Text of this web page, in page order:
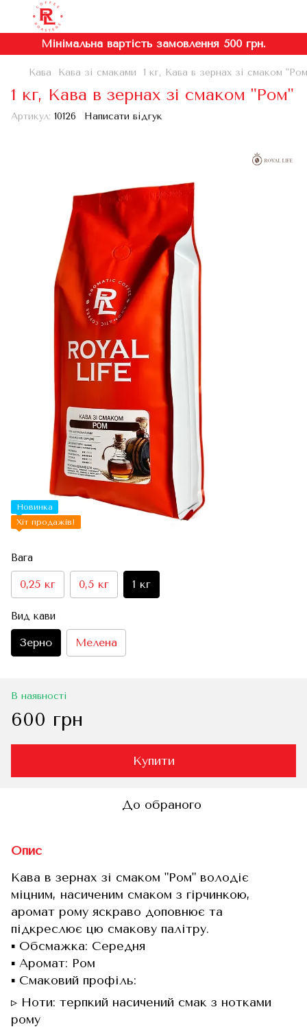
Мінімальна вартість замовлення 500 грн.
Кава Кава зі смаками 1 кг, Кава в зернах зі смаком
1 кг, Кава в зернах зі смаком "Ром"
Артикул: 10126 Написати відгук
Новинка
Хіт продажів!
Вага
0,25 кг 0,5 кг 1 кг
Вид кави
Зерно Мелена
В наявності
600 грн
Купити
До обраного
Опис
Кава в зернах зі смаком "Ром" володіє
міцним, насиченим смаком з гірчинкою,
аромат рому яскраво доповнює та
підкреслює цю смакову палітру.
▪️ Обсмажка: Середня
▪️ Аромат: Ром
▪️ Смаковий профіль:
▹ Ноти: терпкий насичений смак з нотками
рому